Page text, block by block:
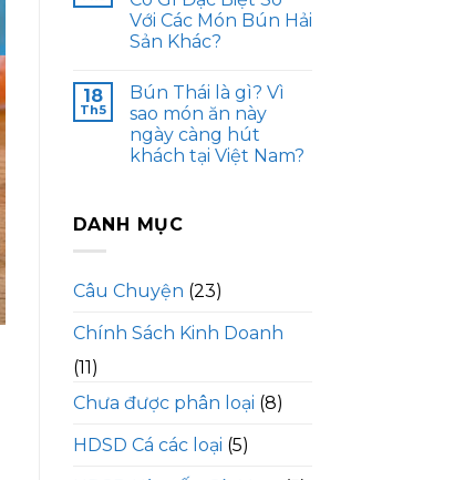
Với Các Món Bún Hải
Sản Khác?
18
Th5
Bún Thái là gì? Vì
sao món ăn này
ngày càng hút
khách tại Việt Nam?
DANH MỤC
Câu Chuyện (23)
Chính Sách Kinh Doanh
(11)
Chưa được phân loại (8)
HDSD Cá các loại (5)